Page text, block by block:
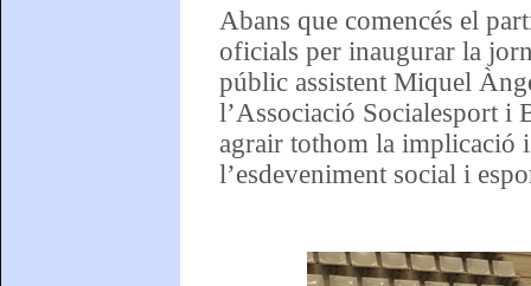
Abans que comencés el
oficials per inaugurar la
públic assistent Miquel
l’Associació Socialesport i
agrair tothom la implicació
l’esdeveniment social i